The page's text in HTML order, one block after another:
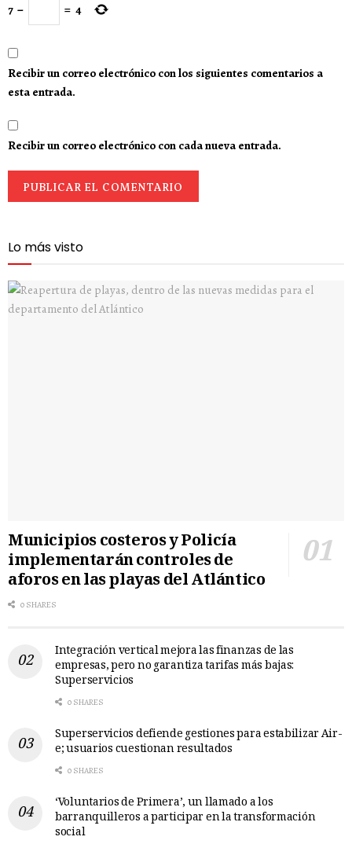
7 − = 4
Recibir un correo electrónico con los siguientes comentarios a
esta entrada.
Recibir un correo electrónico con cada nueva entrada.
Lo más visto
Municipios costeros y Policía
implementarán controles de
aforos en las playas del Atlántico
0 SHARES
Integración vertical mejora las finanzas de las
empresas, pero no garantiza tarifas más bajas:
Superservicios
0 SHARES
Superservicios defiende gestiones para estabilizar Air-
e; usuarios cuestionan resultados
0 SHARES
‘Voluntarios de Primera’, un llamado a los
barranquilleros a participar en la transformación
social